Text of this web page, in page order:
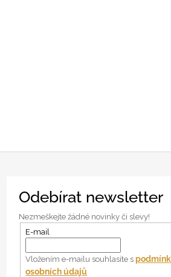
Odebírat newsletter
Nezmeškejte žádné novinky či slevy!
E-mail
Vložením e-mailu souhlasíte s
osobních údajů